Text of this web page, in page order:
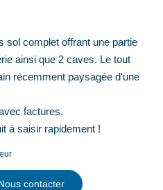
sol complet offrant une partie
ainsi que 2 caves. Le tout
récemment paysagée d'une
factures.
à saisir rapidement !
contacter